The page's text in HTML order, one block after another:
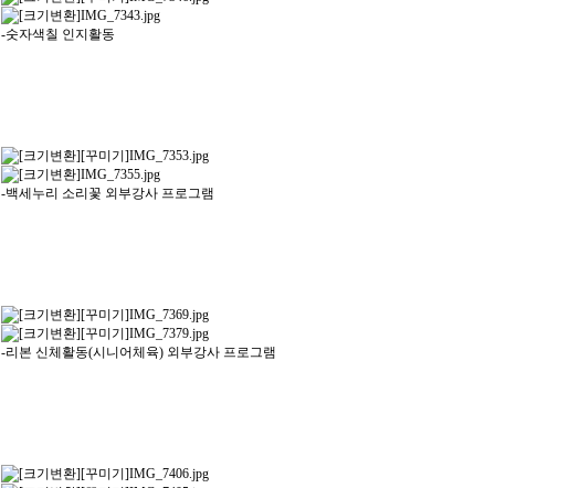
-숫자색칠 인지활동
-백세누리 소리꽃 외부강사 프로그램
-리본 신체활동(시니어체육) 외부강사 프로그램